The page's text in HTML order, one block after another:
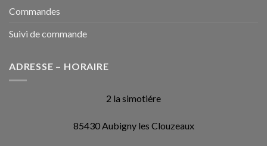
Commandes
Suivi de commande
ADRESSE – HORAIRE
2 la simotiére
85430 Aubigny les Clouzeaux